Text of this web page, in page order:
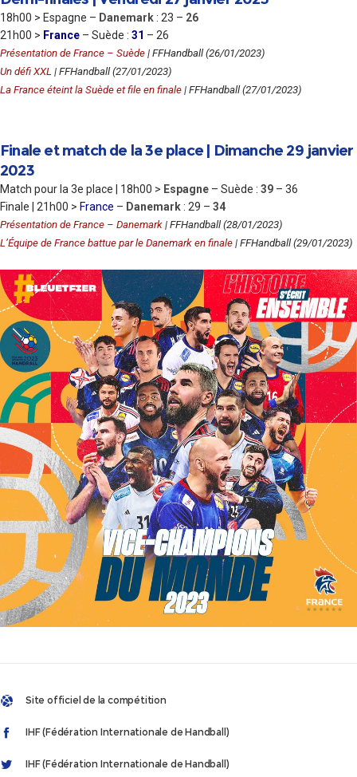
18h00 > Espagne – Danemark: 23 – 26
21h00 > France – Suède : 31 – 26
Présentation de France – Suède | FFHandball (26/01/2023)
Un défi XXL | FFHandball (27/01/2023)
La France éteint la Suède et file en finale | FFHandball (27/01/2023)
Finale et match de la 3e place | Dimanche 29 janvier
2023
Match pour la 3e place | 18h00 > Espagne – Suède : 39 – 36
Finale | 21h00 > France – Danemark: 29 – 34
Présentation de France – Danemark | FFHandball (28/01/2023)
L’Équipe de France battue par le Danemark en finale | FFHandball (29/01/2023)
Site officiel de la compétition
IHF (Fédération Internationale de Handball)
IHF (Fédération Internationale de Handball)